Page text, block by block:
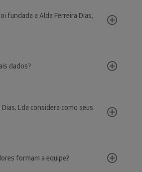
fundada a Alda Ferreira Dias,
dados?
Lda considera como seus
formam a equipe?